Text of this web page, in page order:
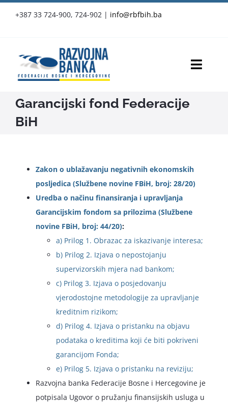
+387 33 724-900, 724-902 | info@rbfbih.ba
RBFBIH
Vijesti
Press-clipping
English
Garancijski fond Federacije
BiH
Zakon o ublažavanju negativnih ekonomskih
posljedica (Službene novine FBiH, broj: 28/20)
Uredba o načinu finansiranja i upravljanja
Garancijskim fondom sa prilozima (Službene
novine FBiH, broj: 44/20):
a) Prilog 1. Obrazac za iskazivanje interesa;
b) Prilog 2. Izjava o nepostojanju
supervizorskih mjera nad bankom;
c) Prilog 3. Izjava o posjedovanju
vjerodostojne metodologije za upravljanje
kreditnim rizikom;
d) Prilog 4. Izjava o pristanku na objavu
podataka o kreditima koji će biti pokriveni
garancijom Fonda;
e) Prilog 5. Izjava o pristanku na reviziju;
Razvojna banka Federacije Bosne i Hercegovine je
potpisala Ugovor o pružanju finansijskih usluga u